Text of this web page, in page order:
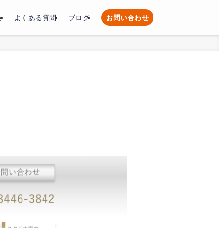
よくある質問 ブログ お問い合わせ